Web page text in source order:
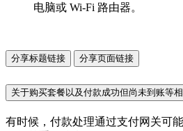
电脑或 Wi-Fi 路由器。
分享标题链接 分享页面链接
关于购买套餐以及付款成功但尚未到账等相
有时候，付款处理通过支付网关可